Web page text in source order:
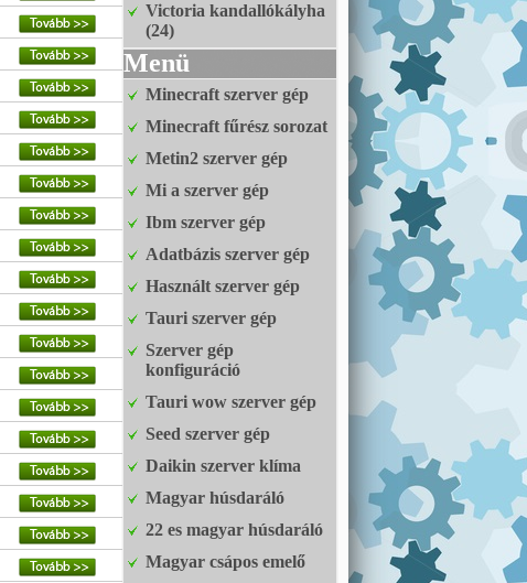
Victoria kandallókályha
(24)
Menü
Minecraft szerver gép
Minecraft fűrész sorozat
Metin2 szerver gép
Mi a szerver gép
Ibm szerver gép
Adatbázis szerver gép
Használt szerver gép
Tauri szerver gép
Szerver gép
konfiguráció
Tauri wow szerver gép
Seed szerver gép
Daikin szerver klíma
Magyar húsdaráló
22 es magyar húsdaráló
Magyar csápos emelő